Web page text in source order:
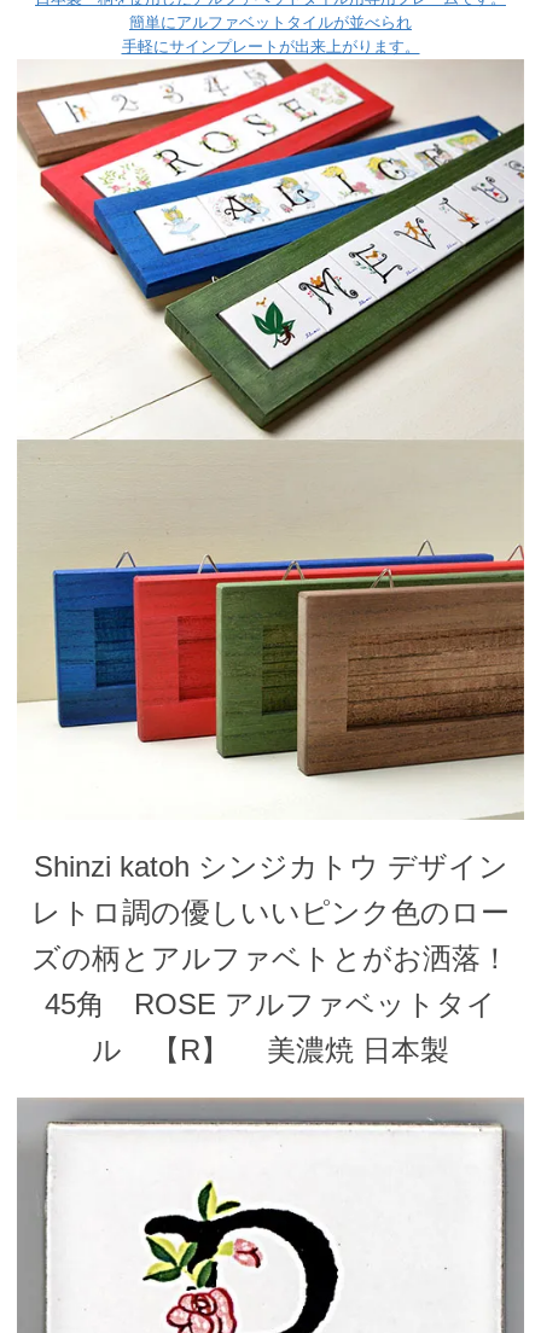
簡単にアルファベットタイルが並べられ
手軽にサインプレートが出来上がります。
Shinzi katoh シンジカトウ デザイン
レトロ調の優しいいピンク色のロー
ズの柄とアルファベトとがお洒落！
45角 ROSE アルファベットタイ
ル 【R】 美濃焼 日本製